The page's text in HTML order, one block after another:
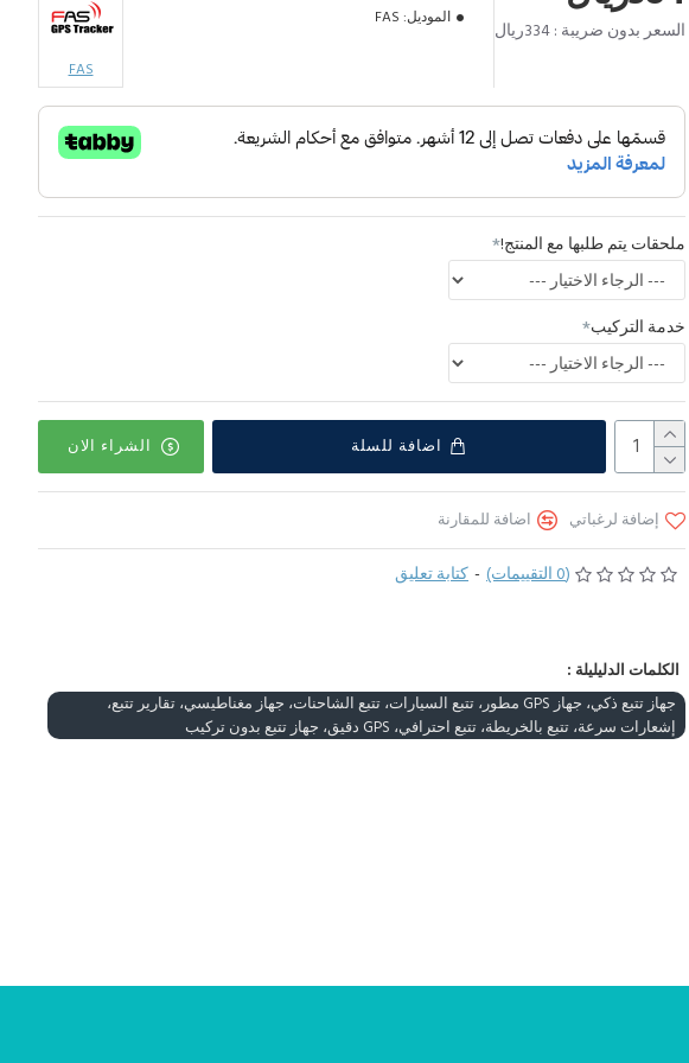
(0 التقييمات) - كتابة تعليق
السعر بدون ضريبة : 334ريال
الموديل: FAS
FAS
ملحقات يتم طلبها مع المنتج!
خدمة التركيب
اضافة للسلة الشراء الان
إضافة لرغباتي اضافة للمقارنة
الكلمات الدليليلة :
جهاز تتبع ذكي، جهاز GPS مطور، تتبع السيارات، تتبع الشاحنات، جهاز مغناطيسي، تقارير تتبع،
إشعارات سرعة، تتبع بالخريطة، تتبع احترافي، GPS دقيق، جهاز تتبع بدون تركيب